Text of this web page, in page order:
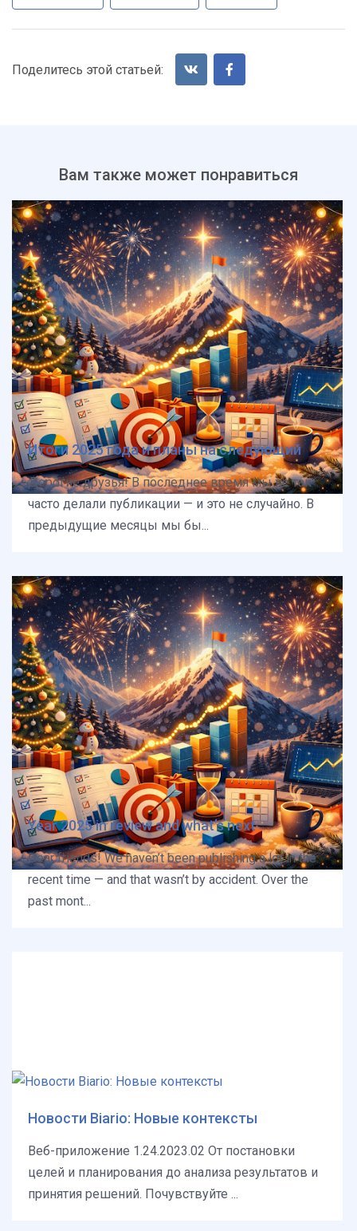
Поделитесь этой статьей:
Вам также может понравиться
Итоги 2025 года и планы на следующий
Дорогие друзья! В последнее время мы не так
часто делали публикации — и это не случайно. В
предыдущие месяцы мы бы...
Year 2025 in review and what’s next
Dear friends! We haven’t been publishing a lot in the
recent time — and that wasn’t by accident. Over the
past mont...
Новости Biario: Новые контексты
Веб-приложение 1.24.2023.02 От постановки
целей и планирования до анализа результатов и
принятия решений. Почувствуйте ...